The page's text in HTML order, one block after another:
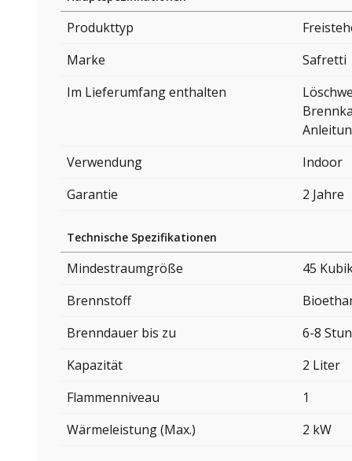
Produkttyp
Marke
Safretti
Im Lieferumfang enthalten
Verwendung
Indoor
Garantie
2 Jahre
Technische Spezifikationen
Mindestraumgröße
45
Brennstoff
Brenndauer bis zu
6-8
Kapazität
2 Liter
Flammenniveau
1
Wärmeleistung (Max.)
2 kW